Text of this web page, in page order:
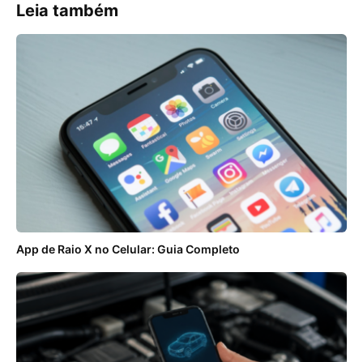
Leia também
App de Raio X no Celular: Guia Completo